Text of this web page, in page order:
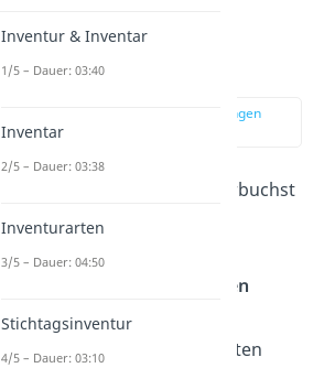
Was sind
Aufwandskonten?
zur Stelle im Video springen
verbuchst
du in der Buchführung alle
Geschäftsvorgänge, die du
Kosten
bezeichnen würdest. Mit den
verschiedenen Aufwandskonten
Inventur & Inventar
1/5 – Dauer: 03:40
Inventar
2/5 – Dauer: 03:38
Inventurarten
3/5 – Dauer: 04:50
Stichtagsinventur
4/5 – Dauer: 03:10